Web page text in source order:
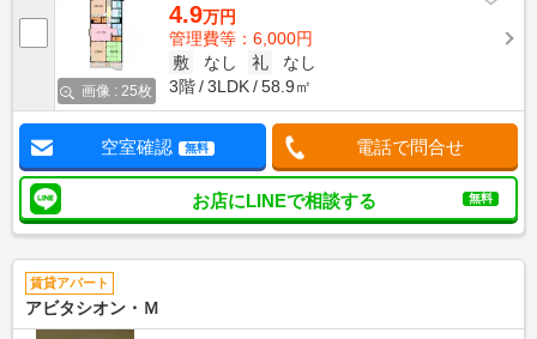
画像 : 25枚
4.9万円
管理費等：6,000円
敷
なし 礼
なし
3階
3LDK 58.9㎡
空室確認 無料 電話で問合せ
お店にLINEで相談する 無料
賃貸アパート
アビタシオン・Ｍ